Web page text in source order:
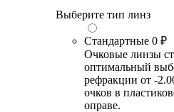
Выберите тип линз
Стандартные 0 ₽
Очковые линзы
оптимальный
рефракции от -
очков в
оправе.